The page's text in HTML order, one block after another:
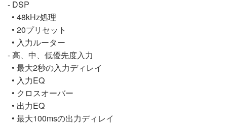
- DSP
• 48kHz処理
• 20プリセット
• 入力ルーター
- 高、中、低優先度入力
• 最大2秒の入力ディレイ
• 入力EQ
• クロスオーバー
• 出力EQ
• 最大100msの出力ディレイ